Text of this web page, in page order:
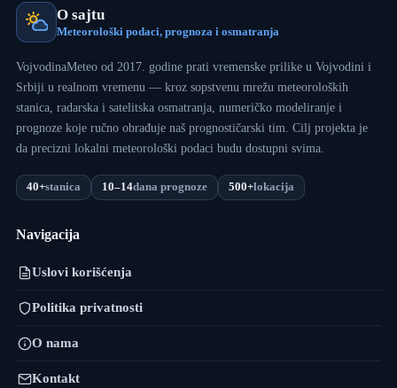
O sajtu
Meteorološki podaci, prognoza i osmatranja
VojvodinaMeteo od 2017. godine prati vremenske prilike u Vojvodini i
Srbiji u realnom vremenu — kroz sopstvenu mrežu meteoroloških
stanica, radarska i satelitska osmatranja, numeričko modeliranje i
prognoze koje ručno obrađuje naš prognostičarski tim. Cilj projekta je
da precizni lokalni meteorološki podaci budu dostupni svima.
40+stanica 10–14dana prognoze 500+lokacija
Navigacija
Uslovi korišćenja
Politika privatnosti
O nama
Kontakt